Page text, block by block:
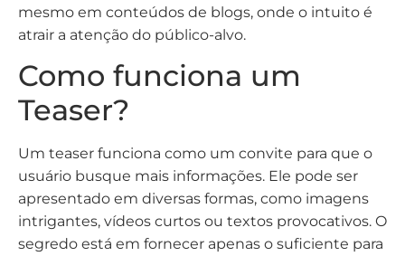
mesmo em conteúdos de blogs, onde o intuito é
atrair a atenção do público-alvo.
Como funciona um
Teaser?
Um teaser funciona como um convite para que o
usuário busque mais informações. Ele pode ser
apresentado em diversas formas, como imagens
intrigantes, vídeos curtos ou textos provocativos. O
segredo está em fornecer apenas o suficiente para